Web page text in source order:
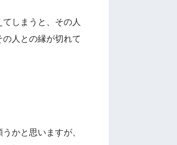
しまうと、その人
人との縁が切れて
かと思いますが、